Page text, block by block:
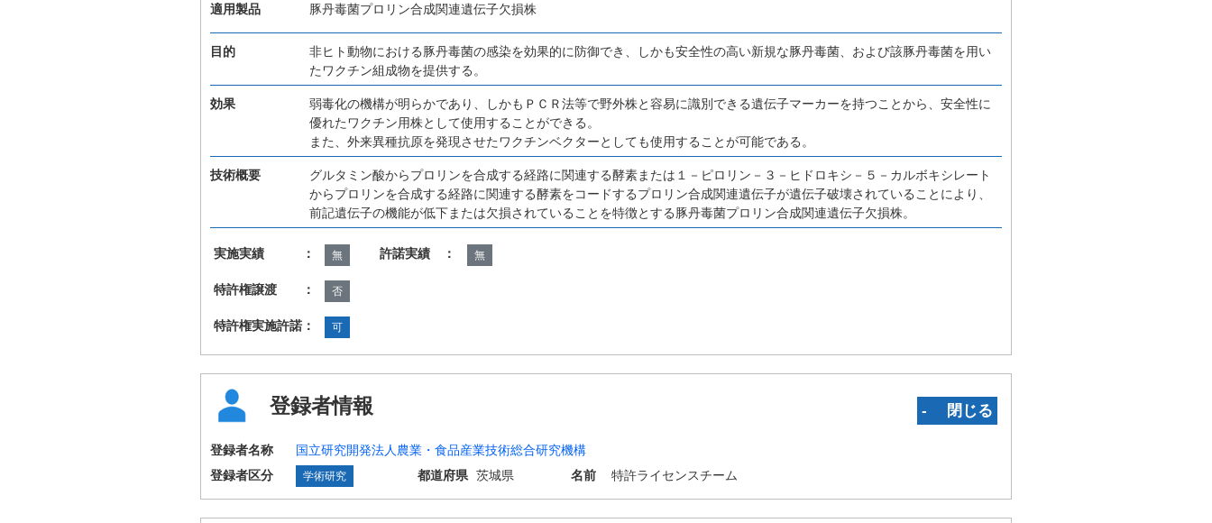
適用製品 豚丹毒菌プロリン合成関連遺伝子欠損株
目的
非ヒト動物における豚丹毒菌の感染を効果的に防御でき、しかも安全性の高い新規な豚丹毒菌、および該豚丹毒菌を用い
たワクチン組成物を提供する。
効果
弱毒化の機構が明らかであり、しかもＰＣＲ法等で野外株と容易に識別できる遺伝子マーカーを持つことから、安全性に
優れたワクチン用株として使用することができる。
また、外来異種抗原を発現させたワクチンベクターとしても使用することが可能である。
技術概要
グルタミン酸からプロリンを合成する経路に関連する酵素または１－ピロリン－３－ヒドロキシ－５－カルボキシレート
からプロリンを合成する経路に関連する酵素をコードするプロリン合成関連遺伝子が遺伝子破壊されていることにより、
前記遺伝子の機能が低下または欠損されていることを特徴とする豚丹毒菌プロリン合成関連遺伝子欠損株。
実施実績 ： 無 許諾実績 ： 無
特許権譲渡 ： 否
特許権実施許諾： 可
登録者情報 ‐ 閉じる
登録者名称
国立研究開発法人農業・食品産業技術総合研究機構
登録者区分
学術研究 都道府県 茨城県 名前 特許ライセンスチーム